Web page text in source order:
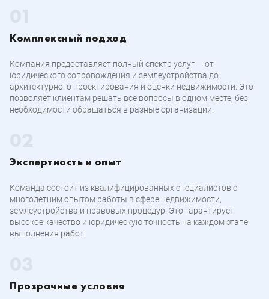
Комплексный подход
Компания предоставляет полный спектр услуг — от
юридического сопровождения и землеустройства до
архитектурного проектирования и оценки недвижимости. Это
позволяет клиентам решать все вопросы в одном месте, без
необходимости обращаться в разные организации.
Экспертность и опыт
Команда состоит из квалифицированных специалистов с
многолетним опытом работы в сфере недвижимости,
землеустройства и правовых процедур. Это гарантирует
высокое качество и юридическую точность на каждом этапе
выполнения работ.
Прозрачные условия